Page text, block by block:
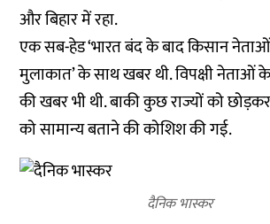
और बिहार में रहा.
एक सब-हेड ‘भारत बंद के बाद किसान
मुलाकात’ के साथ खबर थी. विपक्षी नेताओं के
की खबर भी थी. बाकी कुछ राज्यों को
को सामान्य बताने की कोशिश की गई.
दैनिक भास्कर